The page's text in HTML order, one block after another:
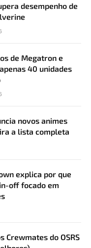
desempenho de
de Megatron e
40 unidades
novos animes
a lista completa
explica por que
off focado em
Crewmates do OSRS